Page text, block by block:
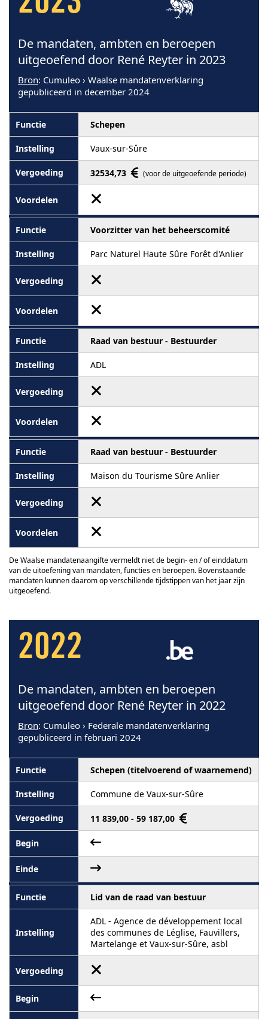
De mandaten, ambten en beroepen
uitgeoefend door René Reyter in 2023
Bron: Cumuleo › Waalse mandatenverklaring
gepubliceerd in december 2024
Schepen
Vaux-sur-Sûre
32534,73 (voor de uitgeoefende periode)
Voorzitter van het beheerscomité
Parc Naturel Haute Sûre Forêt d'Anlier
Raad van bestuur - Bestuurder
ADL
Raad van bestuur - Bestuurder
Maison du Tourisme Sûre Anlier
De Waalse mandatenaangifte vermeldt niet de begin- en / of einddatum
van de uitoefening van mandaten, functies en beroepen. Bovenstaande
mandaten kunnen daarom op verschillende tijdstippen van het jaar zijn
uitgeoefend.
2022
De mandaten, ambten en beroepen
uitgeoefend door René Reyter in 2022
Bron: Cumuleo › Federale mandatenverklaring
gepubliceerd in februari 2024
Schepen (titelvoerend of waarnemend)
Commune de Vaux-sur-Sûre
11 839,00 - 59 187,00
Lid van de raad van bestuur
ADL - Agence de développement local
des communes de Léglise, Fauvillers,
Martelange et Vaux-sur-Sûre, asbl